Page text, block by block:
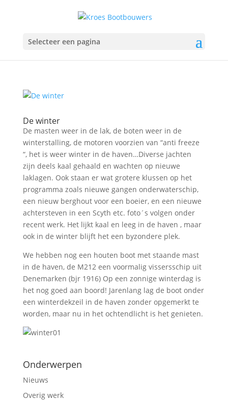
Selecteer een pagina
De winter
De masten weer in de lak, de boten weer in de
winterstalling, de motoren voorzien van “anti freeze
“, het is weer winter in de haven…Diverse jachten
zijn deels kaal gehaald en wachten op nieuwe
laklagen. Ook staan er wat grotere klussen op het
programma zoals nieuwe gangen onderwaterschip,
een nieuw berghout voor een boeier, en een nieuwe
achtersteven in een Scyth etc. foto´s volgen onder
recent werk. Het lijkt kaal en leeg in de haven , maar
ook in de winter blijft het een byzondere plek.
We hebben nog een houten boot met staande mast
in de haven, de M212 een voormalig vissersschip uit
Denemarken (bjr 1916) Op een zonnige winterdag is
het nog goed aan boord! Jarenlang lag de boot onder
een winterdekzeil in de haven zonder opgemerkt te
worden, maar nu in het ochtendlicht is het genieten.
Onderwerpen
Nieuws
Overig werk